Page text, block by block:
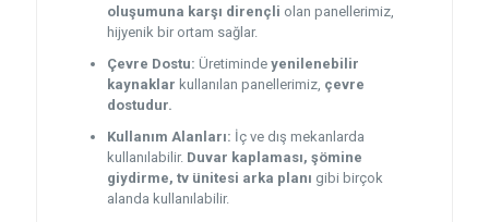
oluşumuna karşı dirençli olan panellerimiz,
hijyenik bir ortam sağlar.
Çevre Dostu: Üretiminde yenilenebilir
kaynaklar kullanılan panellerimiz, çevre
dostudur.
Kullanım Alanları: İç ve dış mekanlarda
kullanılabilir. Duvar kaplaması, şömine
giydirme, tv ünitesi arka planı gibi birçok
alanda kullanılabilir.